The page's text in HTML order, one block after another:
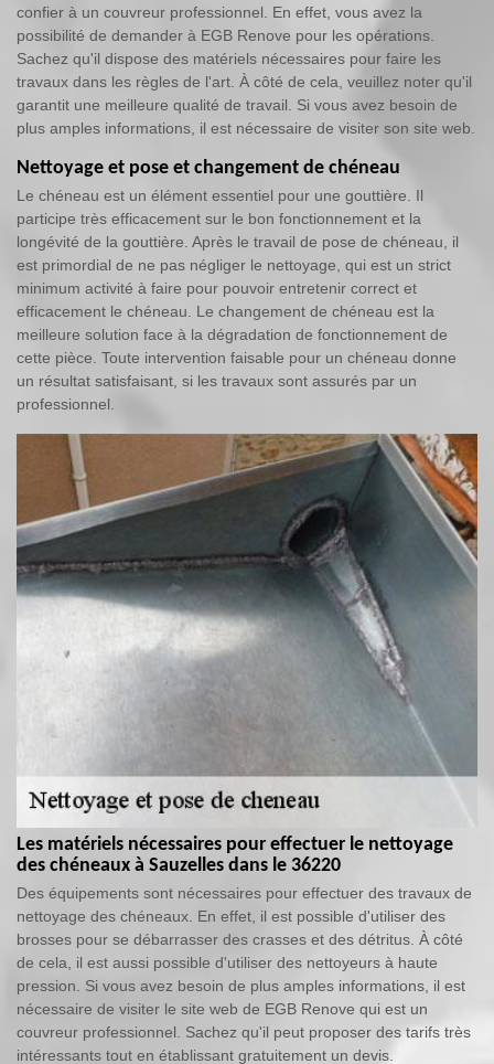
confier à un couvreur professionnel. En effet, vous avez la
possibilité de demander à EGB Renove pour les opérations.
Sachez qu'il dispose des matériels nécessaires pour faire les
travaux dans les règles de l'art. À côté de cela, veuillez noter qu'il
garantit une meilleure qualité de travail. Si vous avez besoin de
plus amples informations, il est nécessaire de visiter son site web.
Nettoyage et pose et changement de chéneau
Le chéneau est un élément essentiel pour une gouttière. Il
participe très efficacement sur le bon fonctionnement et la
longévité de la gouttière. Après le travail de pose de chéneau, il
est primordial de ne pas négliger le nettoyage, qui est un strict
minimum activité à faire pour pouvoir entretenir correct et
efficacement le chéneau. Le changement de chéneau est la
meilleure solution face à la dégradation de fonctionnement de
cette pièce. Toute intervention faisable pour un chéneau donne
un résultat satisfaisant, si les travaux sont assurés par un
professionnel.
Les matériels nécessaires pour effectuer le nettoyage
des chéneaux à Sauzelles dans le 36220
Des équipements sont nécessaires pour effectuer des travaux de
nettoyage des chéneaux. En effet, il est possible d'utiliser des
brosses pour se débarrasser des crasses et des détritus. À côté
de cela, il est aussi possible d'utiliser des nettoyeurs à haute
pression. Si vous avez besoin de plus amples informations, il est
nécessaire de visiter le site web de EGB Renove qui est un
couvreur professionnel. Sachez qu'il peut proposer des tarifs très
intéressants tout en établissant gratuitement un devis.